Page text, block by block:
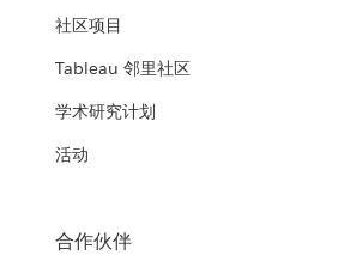
社区项目
Tableau 邻里社区
学术研究计划
活动
合作伙伴